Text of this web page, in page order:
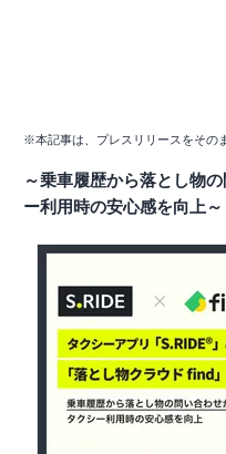
※本記事は、プレスリリースをその
～乗車履歴から落とし物
ー利用時の安心感を向上～